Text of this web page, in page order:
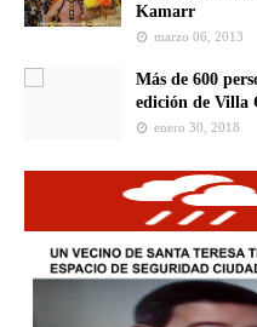
Kamarr
marzo 06, 2013
Más de 600
edición de Villa
enero 30, 2018